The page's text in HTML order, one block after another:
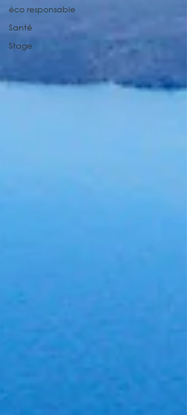
éco responsable
Santé
Stage